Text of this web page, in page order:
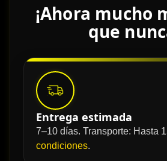
¡Ahora mucho
que
Entrega estimada
7–10 días. Transporte: Hasta
condiciones.